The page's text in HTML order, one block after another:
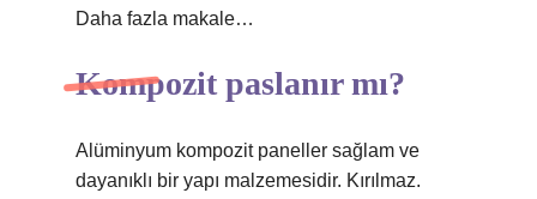
Daha fazla makale…
Kompozit paslanır mı?
Alüminyum kompozit paneller sağlam ve
dayanıklı bir yapı malzemesidir. Kırılmaz.